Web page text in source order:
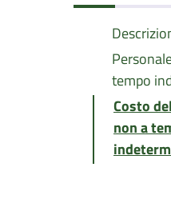
tempo
Costo
non a